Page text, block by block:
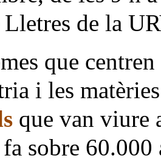
de la
que
i les
que van viure
sobre